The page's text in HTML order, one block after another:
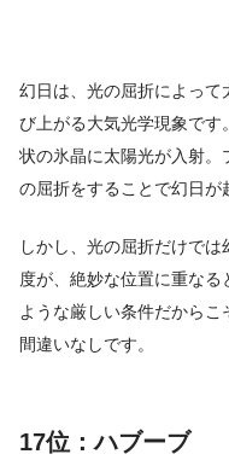
幻日は、光の屈折によっ
び上がる大気光学現象です
状の氷晶に太陽光が入射
の屈折をすることで幻日が
しかし、光の屈折だけで
度が、絶妙な位置に重な
ような厳しい条件だからこ
間違いなしです。
17位：ハブーブ